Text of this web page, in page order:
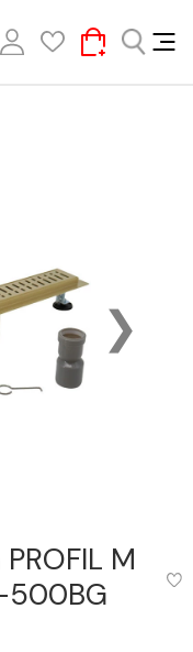
M
500BG